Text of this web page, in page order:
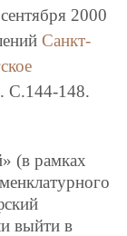
2000
Санкт-
C.144-148.
(в рамках
выйти в